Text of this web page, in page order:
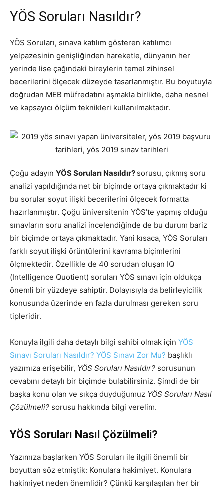
YÖS Soruları Nasıldır?
YÖS Soruları, sınava katılım gösteren katılımcı
yelpazesinin genişliğinden hareketle, dünyanın her
yerinde lise çağındaki bireylerin temel zihinsel
becerilerini ölçecek düzeyde tasarlanmıştır. Bu boyutuyla
doğrudan MEB müfredatını aşmakla birlikte, daha nesnel
ve kapsayıcı ölçüm teknikleri kullanılmaktadır.
Çoğu adayın YÖS Soruları Nasıldır? sorusu, çıkmış soru
analizi yapıldığında net bir biçimde ortaya çıkmaktadır ki
bu sorular soyut ilişki becerilerini ölçecek formatta
hazırlanmıştır. Çoğu üniversitenin YÖS’te yapmış olduğu
sınavların soru analizi incelendiğinde de bu durum bariz
bir biçimde ortaya çıkmaktadır. Yani kısaca, YÖS Soruları
farklı soyut ilişki örüntülerini kavrama biçimlerini
ölçmektedir. Özellikle de 40 sorudan oluşan IQ
(Intelligence Quotient) soruları YÖS sınavı için oldukça
önemli bir yüzdeye sahiptir. Dolayısıyla da belirleyicilik
konusunda üzerinde en fazla durulması gereken soru
tipleridir.
Konuyla ilgili daha detaylı bilgi sahibi olmak için YÖS
Sınavı Soruları Nasıldır? YÖS Sınavı Zor Mu? başlıklı
yazımıza erişebilir, YÖS Soruları Nasıldır? sorusunun
cevabını detaylı bir biçimde bulabilirsiniz. Şimdi de bir
başka konu olan ve sıkça duyduğumuz YÖS Soruları Nasıl
Çözülmeli? sorusu hakkında bilgi verelim.
YÖS Soruları Nasıl Çözülmeli?
Yazımıza başlarken YÖS Soruları ile ilgili önemli bir
boyuttan söz etmiştik: Konulara hakimiyet. Konulara
hakimiyet neden önemlidir? Çünkü karşılaşılan her bir